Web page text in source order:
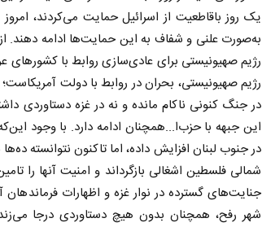
یک روز باقاطعیت از اسرائیل حمایت می‌کردند،
به‌صورت علنی و شفاف به این حمایت‌ها ادامه دهند.
رژیم صهیونیستی برای عادی‌سازی روابط با
رژیم صهیونیستی، بحران در روابط با دولت
در جنگ کنونی ناکام مانده و نه در غزه دستاوردی
این جبهه با حزب‌ا...همچنان ادامه دارد. با وجود
در جنوب لبنان افزایش داده، اما تاکنون نتوانسته
شمالی فلسطین اشغالی بازگرداند و امنیت آنها را
جنایت‌های گسترده در نوار غزه و اظهارات
شهر رفح، همچنان بدون هیچ دستاوردی درجا